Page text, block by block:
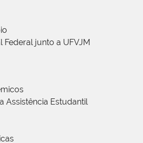
junto a UFVJM
Assistência Estudantil